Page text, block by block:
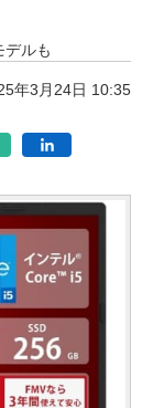
ルも
年3月24日 10:35